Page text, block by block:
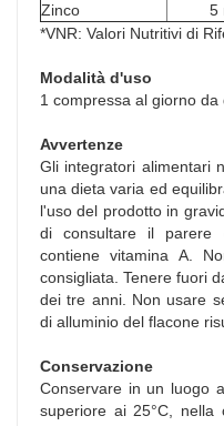
Zinco
5
*VNR: Valori Nutritivi di
Modalità d'uso
1 compressa al giorno da
Avvertenze
Gli integratori alimentari
una dieta varia ed
l'uso del prodotto in
di consultare il parere
contiene vitamina A.
consigliata. Tenere fuori
dei tre anni. Non usare
di alluminio del flacone
Conservazione
Conservare in un luogo
superiore ai 25°C, nella